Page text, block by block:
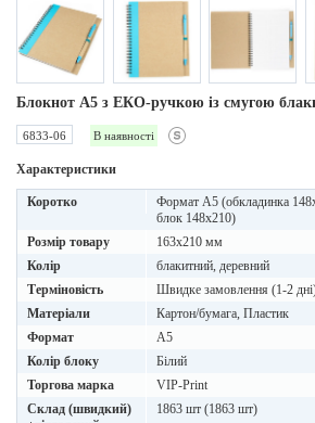
Блокнот A5 з ЕКО-ручкою із смугою
6833-06 В наявності
Характеристики
Коротко
Формат А5 (обкладинка
блок 148х210)
Розмір товару
163х210 мм
Колір
блакитний, деревний
Терміновість
Швидке замовлення (1-2
Матеріали
Картон/бумага, Пластик
Формат
A5
Колір блоку
Білий
Торгова марка
VIP-Print
Склад (швидкий)
1863 шт (1863 шт)